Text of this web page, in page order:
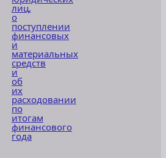
лиц,
о
поступлении
финансовых
и
материальных
средств
и
об
их
расходовании
по
итогам
финансового
года